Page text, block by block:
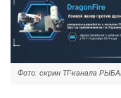
Фото: скрин ТГ-канала